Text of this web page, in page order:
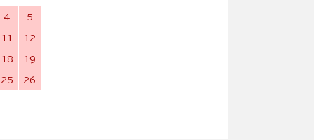
4 5
11 12
18 19
25 26